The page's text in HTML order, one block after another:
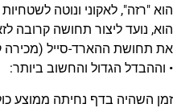
הוא "רזה", לאקוני ונוטה
הוא, נועד ליצור תחושה קרובה
את תחושת ההארד-סייל (מכירה
• וההבדל הגדול והחשוב ביותר:
זמן השהיה בדף נחיתה ממוצע